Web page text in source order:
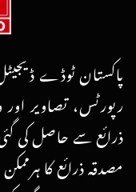
پاکستان ٹوڈے
رپورٹس، تصاویر اور
ذرائع سے حاصل کی
مصدقہ ذرائع کا